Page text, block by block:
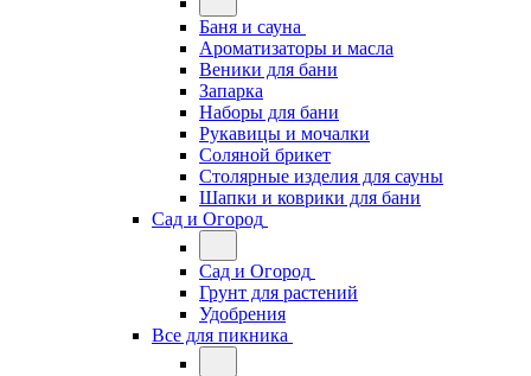
Баня и сауна
Ароматизаторы и масла
Веники для бани
Запарка
Наборы для бани
Рукавицы и мочалки
Соляной брикет
Столярные изделия для сауны
Шапки и коврики для бани
Сад и Огород
Сад и Огород
Грунт для растений
Удобрения
Все для пикника